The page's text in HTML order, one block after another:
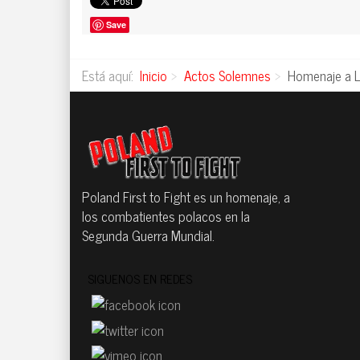
Save
Está aquí: Inicio Actos Solemnes Homenaje a
Poland First to Fight es un homenaje, a
los combatientes polacos en la
Segunda Guerra Mundial.
SIGUENOS EN REDES